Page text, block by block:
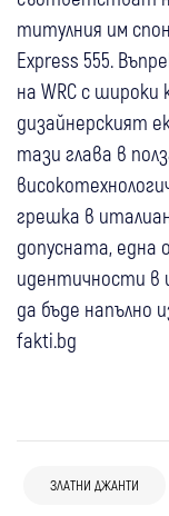
титулния им
Express 555.
на WRC с широки
дизайнерският
тази глава в
грешка в
допусната, една
идентичности
да бъде
fakti.bg
ЗЛАТНИ ДЖАНТИ